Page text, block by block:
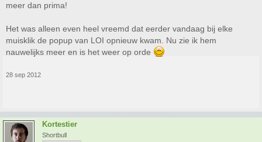
meer dan prima!
Het was alleen even heel vreemd dat eerder vandaag bij elke
muisklik de popup van LOI opnieuw kwam. Nu zie ik hem
nauwelijks meer en is het weer op orde
28 sep 2012
Kortestier
Shortbull